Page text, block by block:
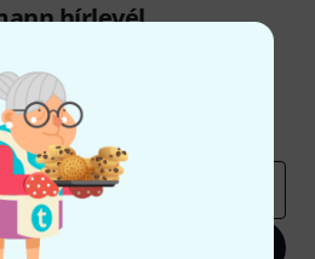
hírlevél
nyelvű hírlevelére, és kis
a50
Akciók